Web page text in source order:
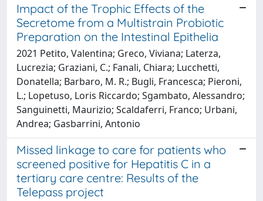
Impact of the Trophic Effects of the
Secretome from a Multistrain Probiotic
Preparation on the Intestinal Epithelia
2021 Petito, Valentina; Greco, Viviana; Laterza,
Lucrezia; Graziani, C.; Fanali, Chiara; Lucchetti,
Donatella; Barbaro, M. R.; Bugli, Francesca; Pieroni,
L.; Lopetuso, Loris Riccardo; Sgambato, Alessandro;
Sanguinetti, Maurizio; Scaldaferri, Franco; Urbani,
Andrea; Gasbarrini, Antonio
Missed linkage to care for patients who
screened positive for Hepatitis C in a
tertiary care centre: Results of the
Telepass project